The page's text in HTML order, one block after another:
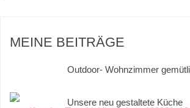
MEINE BEITRÄGE
Outdoor- Wohnzimmer
Unsere neu gestaltete Küche